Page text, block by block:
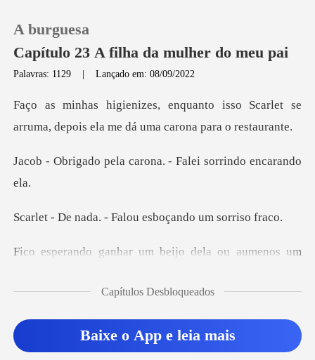
0
A burguesa
Capítulo 23 A filha da mulher do meu pai
Palavras: 1129 |Lançado em: 08/09/2022
isso Scarlet se
arruma, depois ela
a carona. - Falei so
- Falou esboçando
umenos um
Capítulos Desbloqueados
Baixe o App e leia mais